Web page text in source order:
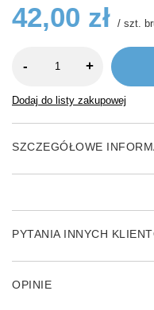
42,00 zł / szt.
- +
Dodaj do listy zakupowej
SZCZEGÓŁOWE
PYTANIA INNYCH
OPINIE